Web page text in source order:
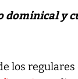
dominical y
los regulares